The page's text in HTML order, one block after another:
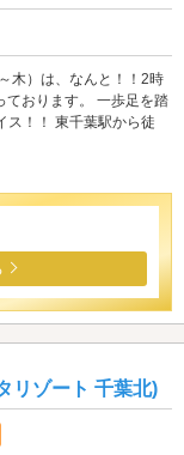
）は、なんと！！2時
ております。 一歩足を踏
ス！！ 東千葉駅から徒
リゾート 千葉北)